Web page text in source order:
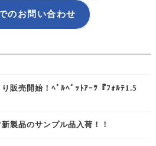
のお問い合わせ
り販売開始！ﾍﾞﾙﾍﾞｯﾄｱｰﾂ『ﾌｫﾙﾃ1.5
製品のサンプル品入荷！！